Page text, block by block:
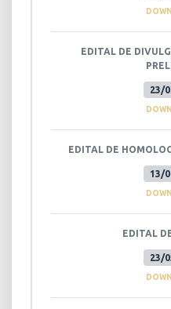
23/
EDITAL DE
13/
EDITAL DE
23/
EDITAL